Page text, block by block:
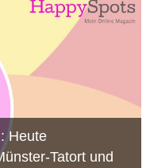
Heute
Tatort und